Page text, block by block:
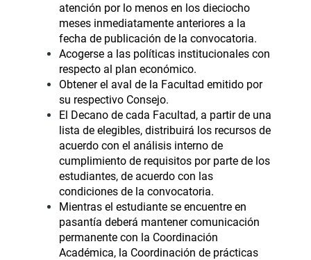
atención por lo menos en los dieciocho
meses inmediatamente anteriores a la
fecha de publicación de la convocatoria.
Acogerse a las políticas institucionales con
respecto al plan económico.
Obtener el aval de la Facultad emitido por
su respectivo Consejo.
El Decano de cada Facultad, a partir de una
lista de elegibles, distribuirá los recursos de
acuerdo con el análisis interno de
cumplimiento de requisitos por parte de los
estudiantes, de acuerdo con las
condiciones de la convocatoria.
Mientras el estudiante se encuentre en
pasantía deberá mantener comunicación
permanente con la Coordinación
Académica, la Coordinación de prácticas